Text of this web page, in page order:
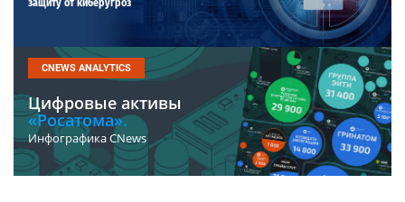
защиту от киберугроз
CNEWS ANALYTICS
Цифровые активы
«Росатома».
Инфографика CNews